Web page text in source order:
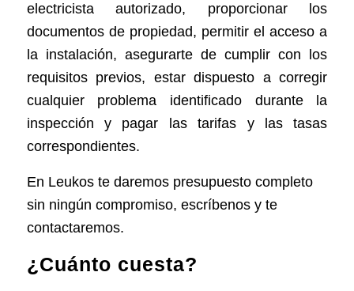
electricista autorizado, proporcionar los
documentos de propiedad, permitir el acceso a
la instalación, asegurarte de cumplir con los
requisitos previos, estar dispuesto a corregir
cualquier problema identificado durante la
inspección y pagar las tarifas y las tasas
correspondientes.
En Leukos te daremos presupuesto completo
sin ningún compromiso, escríbenos y te
contactaremos.
¿Cuánto cuesta?